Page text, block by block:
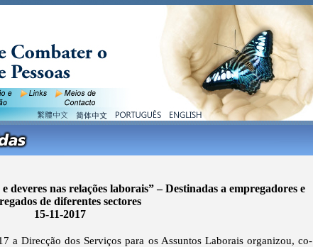
deveres nas relações laborais” – Destinadas a empregadores e
de diferentes sectores
15-11-2017
a Direcção dos Serviços para os Assuntos Laborais organizou, co-